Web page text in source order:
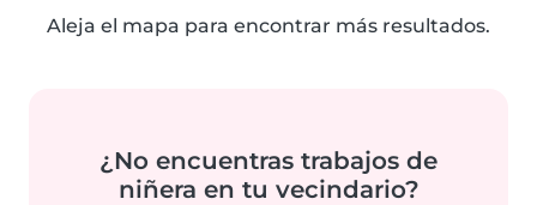
Aleja el mapa para encontrar más resultados.
¿No encuentras trabajos de
niñera en tu vecindario?